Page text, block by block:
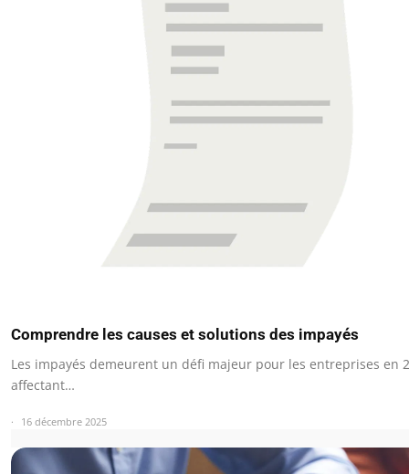
Comprendre les causes et solutions des impayés
Les impayés demeurent un défi majeur pour les entreprises en
affectant…
16 décembre 2025